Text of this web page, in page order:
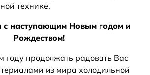
технике.
с наступающим Новым годом и
Рождеством!
году продолжать радовать Вас
из мира холодильной